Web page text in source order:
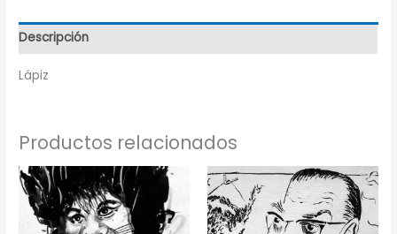
Descripción
Lápiz
Productos relacionados